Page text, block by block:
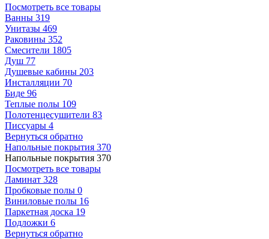
Посмотреть все товары
Ванны 319
Унитазы 469
Раковины 352
Смесители 1805
Душ 77
Душевые кабины 203
Инсталляции 70
Биде 96
Теплые полы 109
Полотенцесушители 83
Писсуары 4
Вернуться обратно
Напольные покрытия 370
Напольные покрытия 370
Посмотреть все товары
Ламинат 328
Пробковые полы 0
Виниловые полы 16
Паркетная доска 19
Подложки 6
Вернуться обратно